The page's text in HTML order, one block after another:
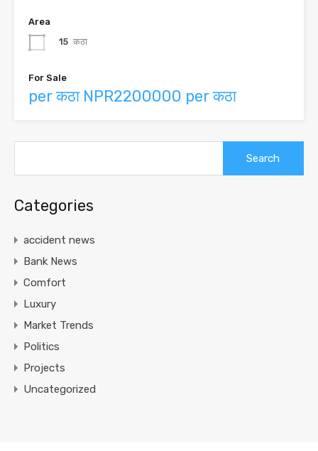
Area
15 कठा
For Sale
per कठा NPR2200000 per कठा
Categories
accident news
Bank News
Comfort
Luxury
Market Trends
Politics
Projects
Uncategorized